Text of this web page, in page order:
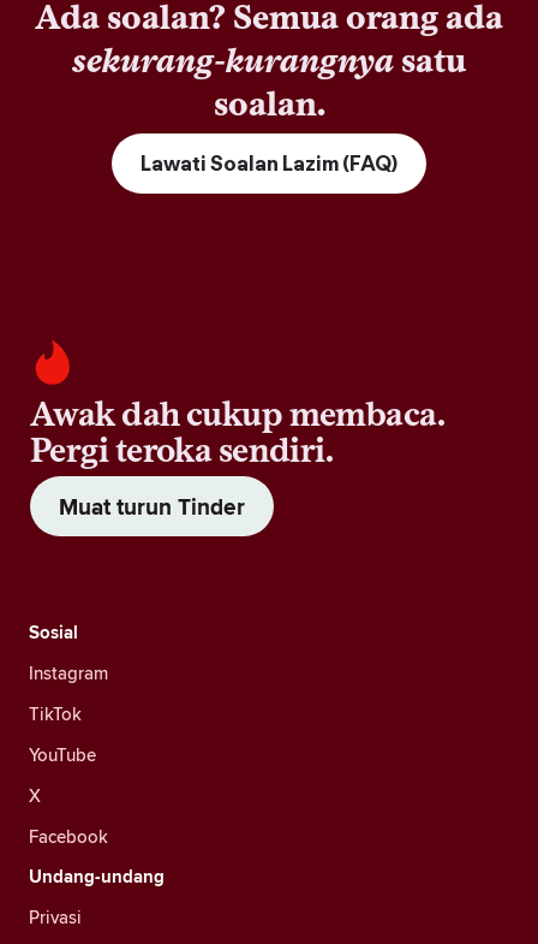
Ada soalan? Semua orang ada
sekurang-kurangnya satu
soalan.
Lawati Soalan Lazim (FAQ)
Awak dah cukup membaca.
Pergi teroka sendiri.
Muat turun Tinder
Sosial
Instagram
TikTok
YouTube
X
Facebook
Undang-undang
Privasi